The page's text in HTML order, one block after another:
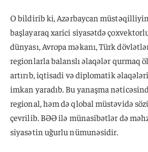
O bildirib ki, Azərbaycan
başlayaraq xarici siyasətdə
dünyası, Avropa məkanı, Türk
regionlarla balanslı əlaqələr qurmaq
artırıb, iqtisadi və diplomatik
imkan yaradıb. Bu yanaşma
regional, həm də qlobal müstəvidə
çevrilib. BƏƏ ilə münasibətlər də
siyasətin uğurlu nümunəsidir.